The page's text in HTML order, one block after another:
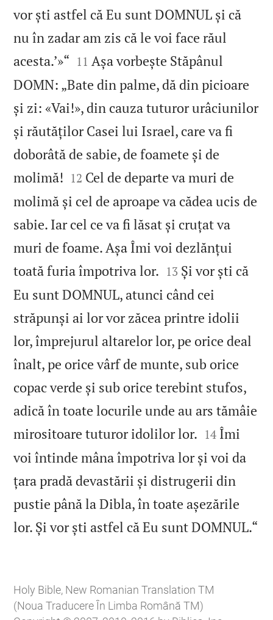
vor ști astfel că Eu sunt DOMNUL și că
nu în zadar am zis că le voi face răul
acesta.’»“ 

11 Așa vorbește Stăpânul
DOMN: „Bate din palme, dă din picioare
și zi: «Vai!», din cauza tuturor urâciunilor
și răutăților Casei lui Israel, care va fi
doborâtă de sabie, de foamete și de
molimă! 

12 Cel de departe va muri de
molimă și cel de aproape va cădea ucis de
sabie. Iar cel ce va fi lăsat și cruțat va
muri de foame. Așa Îmi voi dezlănțui
toată furia împotriva lor. 

13 Și vor ști că
Eu sunt DOMNUL, atunci când cei
străpunși ai lor vor zăcea printre idolii
lor, împrejurul altarelor lor, pe orice deal
înalt, pe orice vârf de munte, sub orice
copac verde și sub orice terebint stufos,
adică în toate locurile unde au ars tămâie
mirositoare tuturor idolilor lor. 

14 Îmi
voi întinde mâna împotriva lor și voi da
țara pradă devastării și distrugerii din
pustie până la Dibla, în toate așezările
lor. Și vor ști astfel că Eu sunt DOMNUL.“
Holy Bible, New Romanian Translation TM
(Noua Traducere În Limba Română TM)